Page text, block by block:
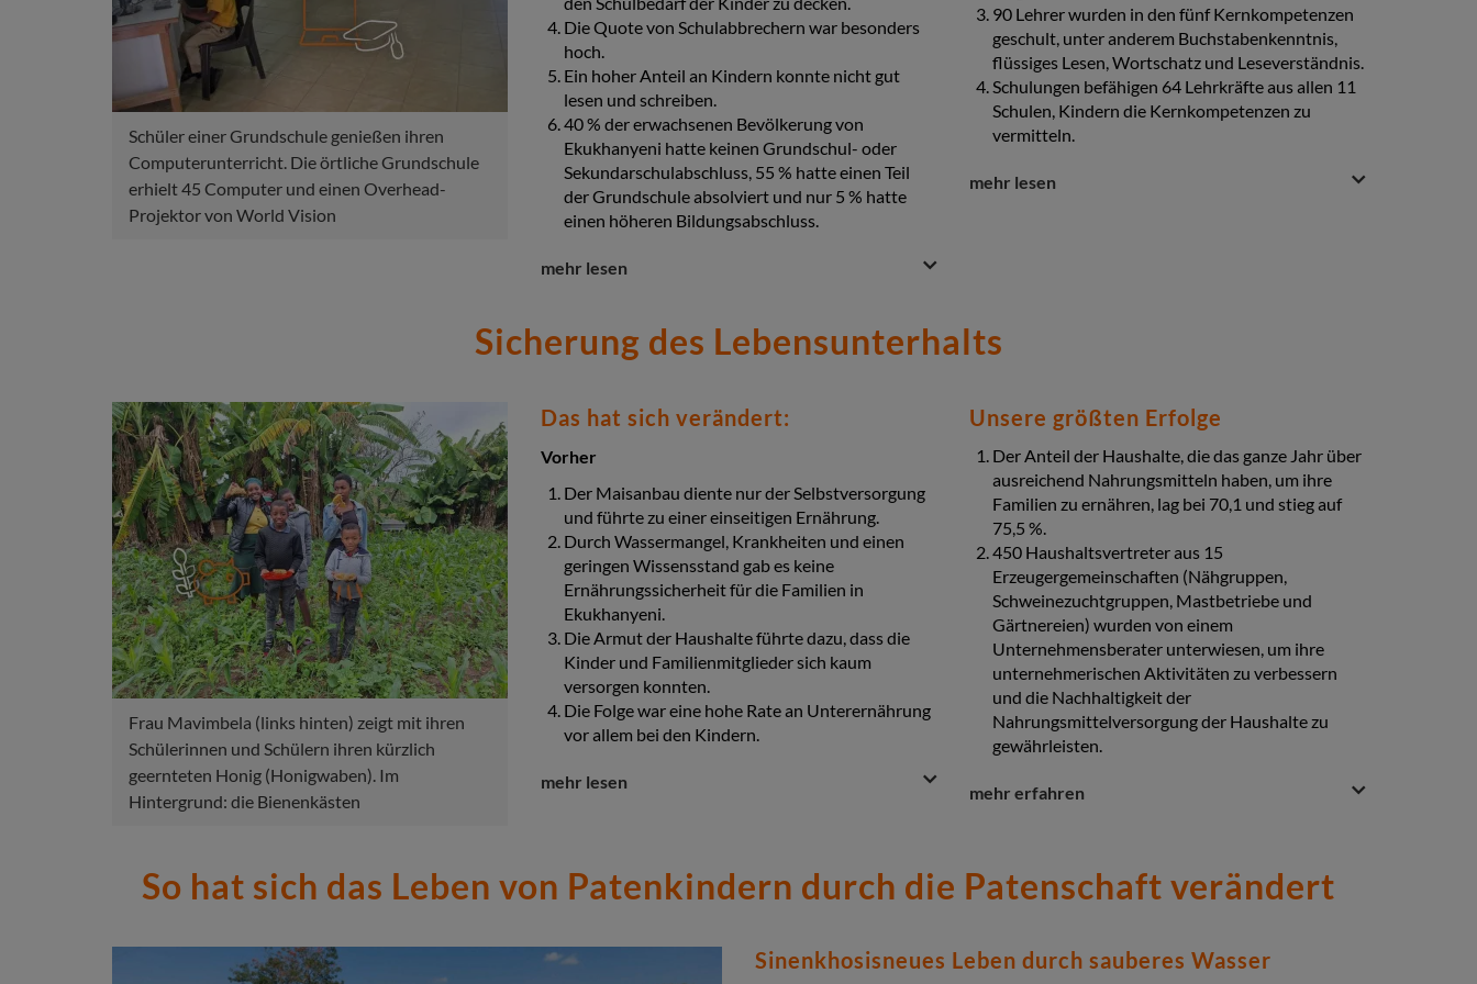
ihr Wissen in den Bereichen nachhaltige
Wasserbewirtschaftung, Abwasserentsorgung
und Hygiene, einschließlich Handhygiene weiter.
Durch diese Maßnahmen konnte die Hygiene –
und damit der Gesundheitszustand aller –
verbessert werden.
Schüler einer Grundschule genießen ihren
Computerunterricht. Die örtliche Grundschule
erhielt 45 Computer und einen Overhead-
Projektor von World Vision
Die Quote von Schulabbrechern war besonders
hoch.
Ein hoher Anteil an Kindern konnte nicht gut
lesen und schreiben.
40 % der erwachsenen Bevölkerung von
Ekukhanyeni hatte keinen Grundschul- oder
Sekundarschulabschluss, 55 % hatte einen Teil
der Grundschule absolviert und nur 5 % hatte
einen höheren Bildungsabschluss.
Question
Question
mehr lesen
In Ekukhanyeni wurden Eltern und Betreuer für
die Bedeutung von Bildung zu sensibilisiert.
Insgesamt wurde die Qualität der Bildung in dem
Davon profitierten 9.315 Kinder und 2.617 junge
Die Rate der Schulabbrecher ist von 18,1 % auf
9,9 % gesunken.
Die Zahl der qualifizierten Schulabschlüsse ist
drastisch gestiegen.
90 Lehrer wurden in den fünf Kernkompetenzen
geschult, unter anderem Buchstabenkenntnis,
flüssiges Lesen, Wortschatz und Leseverständnis.
Schulungen befähigen 64 Lehrkräfte aus allen 11
Schulen, Kindern die Kernkompetenzen zu
vermitteln.
Question
Question
mehr lesen
4 Grundschulen erhielten 105 Computer.
799 Eltern und Betreuer wurden befähigt, die
8 Grundschulen wurden mit Tischen und Stühlen
ausgestattet.
In zwei neuen Nachbarschaftshilfezentren in
zwei Gemeinden erhielten 80 Kinder eine
Grundausbildung.
Sechs Grundschulen erhielten eigene
Wissenschaftskits, die 2.104 Kindern
zugutekommen.
2.786 Kinder profitieren von 12
Hauswirtschaftsöfen, die an 5 Grundschulen
verteilt wurden.
86 Frauen schlossen ein
Berufsausbildungsprogramm für Näherinnen ab.
48 Jugendliche absolvierten ein
Berufsausbildungsprogramm für
Elektroinstallateure und Klempner.
Sicherung des Lebensunterhalts
Frau Mavimbela (links hinten) zeigt mit ihren
Schülerinnen und Schülern ihren kürzlich
geernteten Honig (Honigwaben). Im
Hintergrund: die Bienenkästen
Das hat sich verändert:
Vorher
Der Maisanbau diente nur der Selbstversorgung
und führte zu einer einseitigen Ernährung.
Durch Wassermangel, Krankheiten und einen
geringen Wissensstand gab es keine
Ernährungssicherheit für die Familien in
Ekukhanyeni.
Die Armut der Haushalte führte dazu, dass die
Kinder und Familienmitglieder sich kaum
versorgen konnten.
Die Folge war eine hohe Rate an Unterernährung
vor allem bei den Kindern.
Question
Question
mehr lesen
ermöglicht und für Einkommen sorgt.
Spargruppen unterstützen 5.869 Kinder und
Die Beziehungen innerhalb der Familien haben
sich verbessert und Familien helfen sich
Unsere größten Erfolge
Der Anteil der Haushalte, die das ganze Jahr über
ausreichend Nahrungsmitteln haben, um ihre
Familien zu ernähren, lag bei 70,1 und stieg auf
75,5 %.
450 Haushaltsvertreter aus 15
Erzeugergemeinschaften (Nähgruppen,
Schweinezuchtgruppen, Mastbetriebe und
Gärtnereien) wurden von einem
Unternehmensberater unterwiesen, um ihre
unternehmerischen Aktivitäten zu verbessern
und die Nachhaltigkeit der
Nahrungsmittelversorgung der Haushalte zu
gewährleisten.
Question
Question
mehr erfahren
sensibilisiert und über Kinderrechte und Gesetze
zum Schutz von Kindern informiert.
geschult.
84,1 % der Betreuer und Eltern würden
So hat sich das Leben von Patenkindern durch die Patenschaft verändert
Sinenkhosisneues Leben durch sauberes Wasser